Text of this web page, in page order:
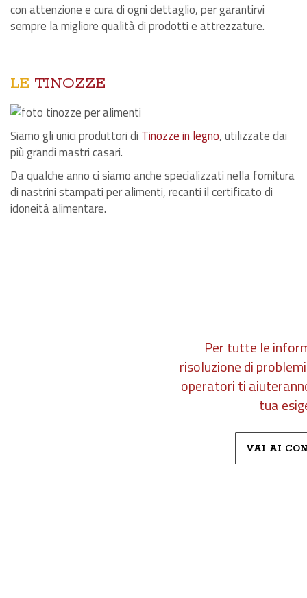
con attenzione e cura di ogni dettaglio, per garantirvi
sempre la migliore qualità di prodotti e attrezzature.
LE TINOZZE
Siamo gli unici produttori di Tinozze in legno, utilizzate dai
più grandi mastri casari.
Da qualche anno ci siamo anche specializzati nella fornitura
di nastrini stampati per alimenti, recanti il certificato di
idoneità alimentare.
Per tutte le
risoluzione di
operatori ti
tua
VAI AI